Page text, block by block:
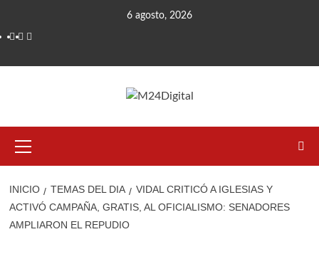
contenido
6 agosto, 2026
primario
INICIO TEMAS DEL DIA
VIDAL CRITICÓ A IGLESIAS Y
ACTIVÓ CAMPAÑA, GRATIS, AL OFICIALISMO: SENADORES
AMPLIARON EL REPUDIO